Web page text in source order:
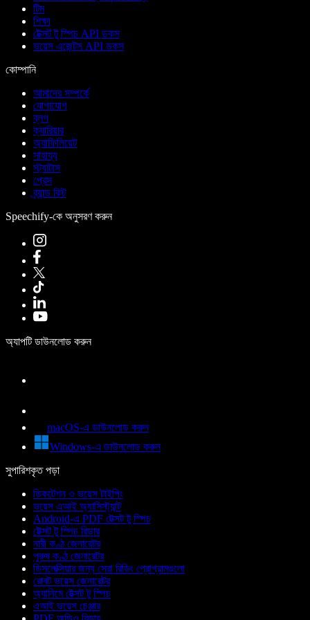
টিম
শিক্ষা
টেক্সট টু স্পিচ API ডকস
ভয়েস এজেন্টস API ডকস
কোম্পানি
আমাদের সম্পর্কে
যোগাযোগ
ব্লগ
ক্যারিয়ার
অ্যাফিলিয়েট
সাহায্য
স্ট্যাটাস
প্রেস
ব্র্যান্ড কিট
Speechify-কে অনুসরণ করুন
অ্যাপটি ডাউনলোড করুন
macOS-এ ডাউনলোড করুন
Windows-এ ডাউনলোড করুন
সুপারিশকৃত পড়া
ডিকটেশন ও ভয়েস টাইপিং
ভয়েস এআই অ্যাসিস্ট্যান্ট
Android-এ PDF টেক্সট টু স্পিচ
টেক্সট টু স্পিচ রিডার
নারী কণ্ঠ জেনারেটর
পুরুষ কণ্ঠ জেনারেটর
ডিসলেক্সিয়ার জন্য সেরা রিডিং প্রোগ্রামগুলো
রোবট ভয়েস জেনারেটর
অ্যানিমে টেক্সট টু স্পিচ
এআই ভয়েস চেঞ্জার